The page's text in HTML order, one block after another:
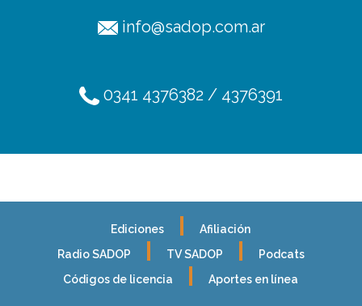
Ediciones
Afiliación
Radio SADOP
TV SADOP
Podcats
Códigos de licencia
Aportes en línea
info@sadop.com.ar
0341 4376382 / 4376391